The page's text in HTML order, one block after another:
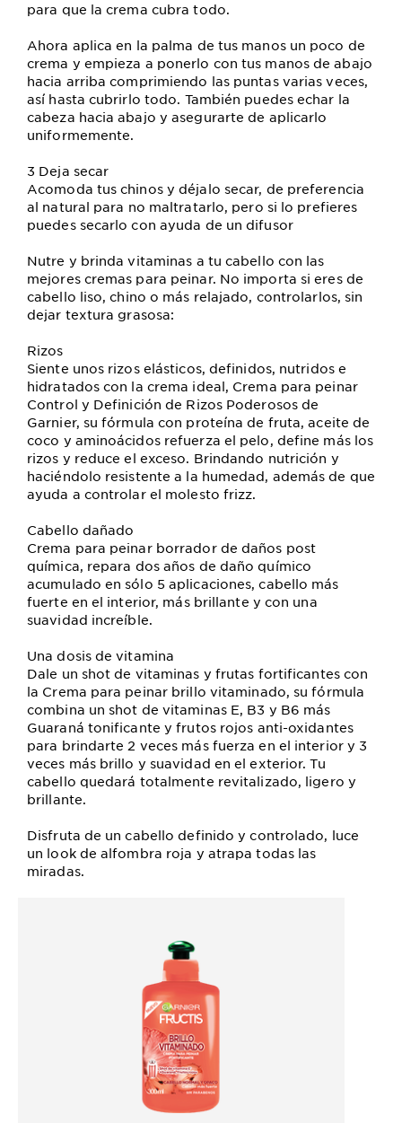
para que la crema cubra todo.
Ahora aplica en la palma de tus manos un poco de
crema y empieza a ponerlo con tus manos de abajo
hacia arriba comprimiendo las puntas varias veces,
así hasta cubrirlo todo. También puedes echar la
cabeza hacia abajo y asegurarte de aplicarlo
uniformemente.
3 Deja secar
Acomoda tus chinos y déjalo secar, de preferencia
al natural para no maltratarlo, pero si lo prefieres
puedes secarlo con ayuda de un difusor
Nutre y brinda vitaminas a tu cabello con las
mejores cremas para peinar. No importa si eres de
cabello liso, chino o más relajado, controlarlos, sin
dejar textura grasosa:
Rizos
Siente unos rizos elásticos, definidos, nutridos e
hidratados con la crema ideal, Crema para peinar
Control y Definición de Rizos Poderosos de
Garnier, su fórmula con proteína de fruta, aceite de
coco y aminoácidos refuerza el pelo, define más los
rizos y reduce el exceso. Brindando nutrición y
haciéndolo resistente a la humedad, además de que
ayuda a controlar el molesto frizz.
Cabello dañado
Crema para peinar borrador de daños post
química, repara dos años de daño químico
acumulado en sólo 5 aplicaciones, cabello más
fuerte en el interior, más brillante y con una
suavidad increíble.
Una dosis de vitamina
Dale un shot de vitaminas y frutas fortificantes con
la Crema para peinar brillo vitaminado, su fórmula
combina un shot de vitaminas E, B3 y B6 más
Guaraná tonificante y frutos rojos anti-oxidantes
para brindarte 2 veces más fuerza en el interior y 3
veces más brillo y suavidad en el exterior. Tu
cabello quedará totalmente revitalizado, ligero y
brillante.
Disfruta de un cabello definido y controlado, luce
un look de alfombra roja y atrapa todas las
miradas.